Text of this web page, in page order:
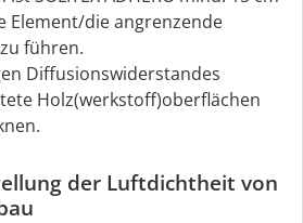
Element/die angrenzende
führen.
Diffusionswiderstandes
Holz(werkstoff)oberflächen
der Luftdichtheit von